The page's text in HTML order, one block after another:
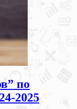
по
2025